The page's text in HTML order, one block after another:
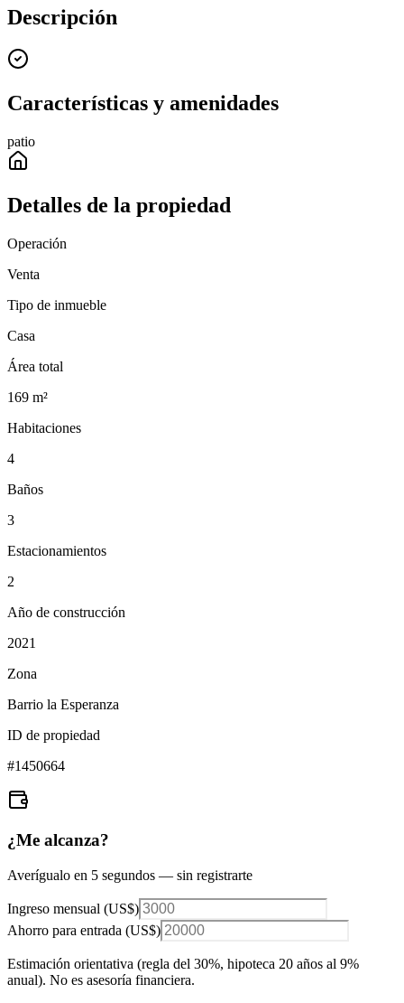
Descripción
Características y amenidades
patio
Detalles de la propiedad
Operación
Venta
Tipo de inmueble
Casa
Área total
169 m²
Habitaciones
4
Baños
3
Estacionamientos
2
Año de construcción
2021
Zona
Barrio la Esperanza
ID de propiedad
#1450664
¿Me alcanza?
Averígualo en 5 segundos — sin registrarte
Ingreso mensual (US$)
Ahorro para entrada (US$)
Estimación orientativa (regla del 30%, hipoteca 20 años al 9%
anual). No es asesoría financiera.